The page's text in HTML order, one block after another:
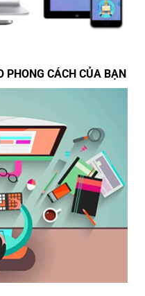
PHONG CÁCH CỦA BẠN